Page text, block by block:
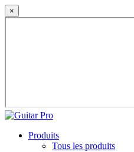
×
Produits
Tous les produits